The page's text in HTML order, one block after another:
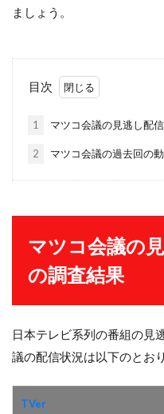
ましょう。
目次
1 マツコ会議の見逃し配
2 マツコ会議の過去回の
マツコ会議の
の調査結果
日本テレビ系列の番組の見
議の配信状況は以下のとおり
TVer